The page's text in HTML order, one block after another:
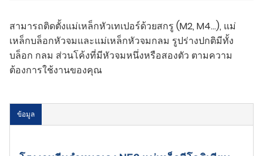
สามารถติดตั้งแม่เหล็กหัวเทเปอร์ด้วยสกรู (M2, M4...), แม่
เหล็กบล็อกหัวจมและแม่เหล็กหัวจมกลม รูปร่างปกติมีทั้ง
บล็อก กลม ส่วนโค้งที่มีหัวจมหนึ่งหรือสองตัว ตามความ
ต้องการใช้งานของคุณ
ข้อมูล